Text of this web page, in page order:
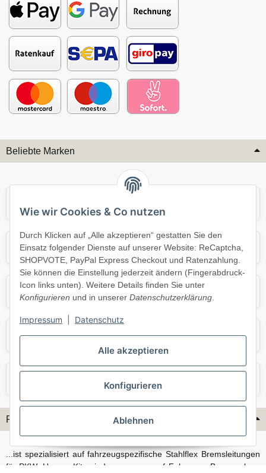
Alle akzeptieren
Konfigurieren
Ablehnen
Wie wir Cookies & Co nutzen
Durch Klicken auf „Alle akzeptieren“ gestatten Sie den
Einsatz folgender Dienste auf unserer Website: ReCaptcha,
SHOPVOTE, PayPal Express Checkout und Ratenzahlung.
Sie können die Einstellung jederzeit ändern (Fingerabdruck-
Icon links unten). Weitere Details finden Sie unter
Konfigurieren und in unserer Datenschutzerklärung.
Impressum Datenschutz
Beliebte Marken
Mercedes Mini
Opel Porsche
Skoda Smart
Flex-Hydraulik...
...ist spezialisiert auf fahrzeugspezifische Stahlflex Bremsleitungen
für PKW. Unsere Kits sind passgenau auf Fahrzeug, Bremsanlage